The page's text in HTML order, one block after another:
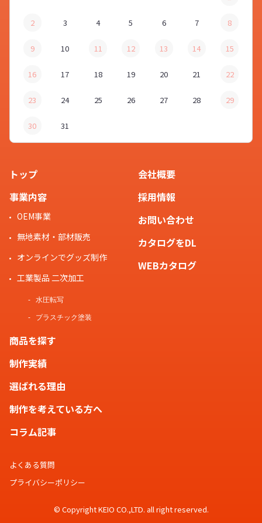
2 3 4 5 6 7 8
9 10 11 12 13 14 15
16 17 18 19 20 21 22
23 24 25 26 27 28 29
30 31
トップ
事業内容
OEM事業
無地素材・部材販売
オンラインでグッズ制作
工業製品 二次加工
水圧転写
プラスチック塗装
商品を探す
制作実績
選ばれる理由
制作を考えている方へ
コラム記事
会社概要
採用情報
お問い合わせ
カタログをDL
WEBカタログ
よくある質問
プライバシーポリシー
© Copyright KEIO CO.,LTD. all right reserved.